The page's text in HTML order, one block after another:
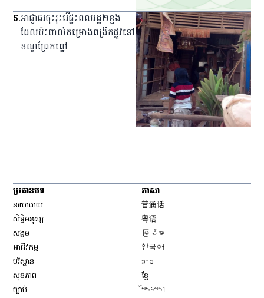
5.អាជ្ញាធរ​ចុះ​រុះរើ​ផ្ទះ​ពលរដ្ឋ​២​ខ្នង​
ដែល​ប៉ះពាល់​គម្រោង​ពង្រីក​ផ្លូវ​នៅ​
ខណ្ឌ​ព្រែកព្នៅ
ប្រធានបទ
នយោបាយ
សិទ្ធិ​មនុស្ស
សង្គម
អាជីវកម្ម
បរិស្ថាន
សុខភាព
ច្បាប់
ភាសា
普通话
粤语
မြန်မာ
한국어
ລາວ
ខ្មែ
བོད་སྐད།